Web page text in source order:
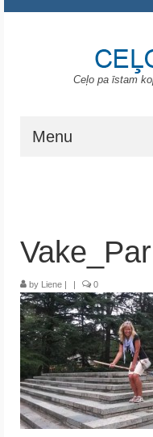
Ceļo pa īstam
Menu
Portugāle
ASV
Melnkalne
Grieķija
Krēta
Francija
by Liene | | 0